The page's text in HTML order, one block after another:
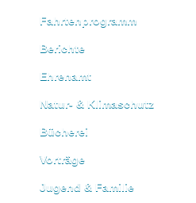
Fahrtenprogramm
Berichte
Ehrenamt
Natur- & Klimaschutz
Bücherei
Vorträge
Jugend & Familie